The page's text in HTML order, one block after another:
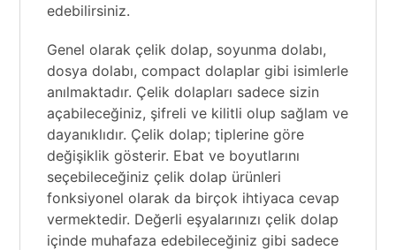
edebilirsiniz.
Genel olarak çelik dolap, soyunma dolabı,
dosya dolabı, compact dolaplar gibi isimlerle
anılmaktadır. Çelik dolapları sadece sizin
açabileceğiniz, şifreli ve kilitli olup sağlam ve
dayanıklıdır. Çelik dolap; tiplerine göre
değişiklik gösterir. Ebat ve boyutlarını
seçebileceğiniz çelik dolap ürünleri
fonksiyonel olarak da birçok ihtiyaca cevap
vermektedir. Değerli eşyalarınızı çelik dolap
içinde muhafaza edebileceğiniz gibi sadece